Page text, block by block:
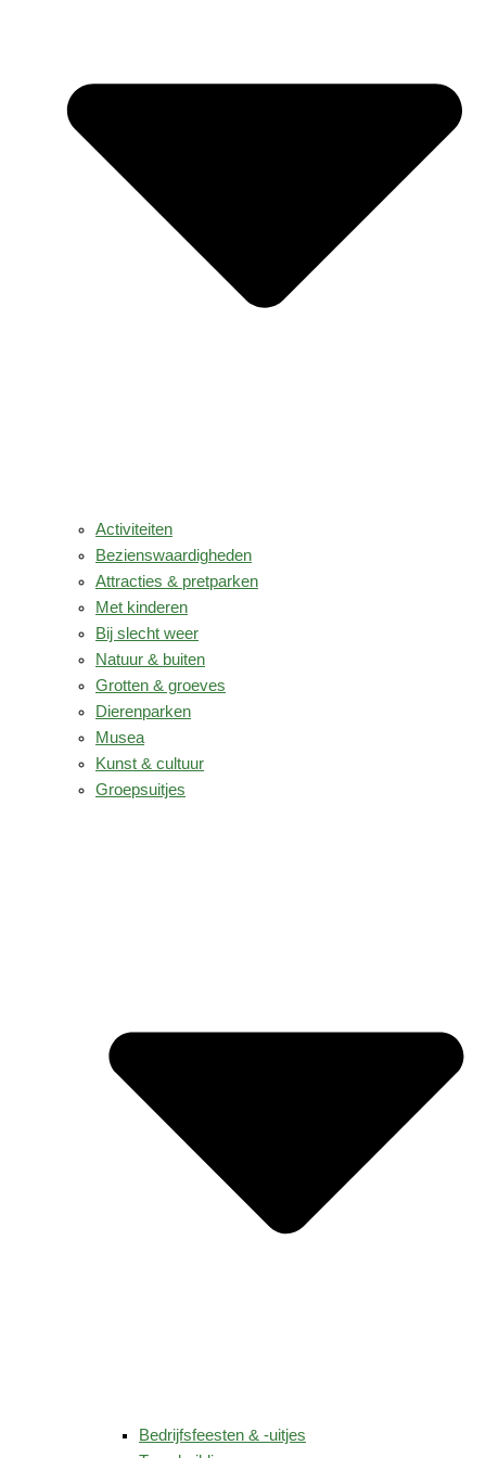
Activiteiten
Bezienswaardigheden
Attracties & pretparken
Met kinderen
Bij slecht weer
Natuur & buiten
Grotten & groeves
Dierenparken
Musea
Kunst & cultuur
Groepsuitjes
Bedrijfsfeesten & -uitjes